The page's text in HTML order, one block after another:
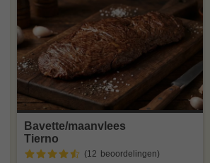
Bavette/maanvlees
Tierno
(12 beoordelingen)